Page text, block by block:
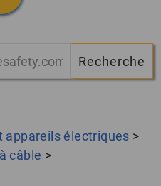
appareils électriques >
câble >